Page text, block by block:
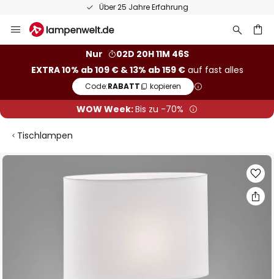
Über 25 Jahre Erfahrung
Inhalt
Nur
02D 20H 11M 45S
EXTRA 10% ab 109 € & 13% ab 159 €auf fast alles
Code:RABATT kopieren
WOW Week:Bis zu -70%
Tischlampen
Zum